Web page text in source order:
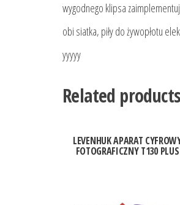
wygodnego klipsa
obi siatka, piły do żywopłotu
yyyyy
Related products
LEVENHUK APARAT
FOTOGRAFICZNY T130 PLUS